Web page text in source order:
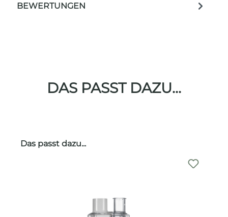
BEWERTUNGEN
DAS PASST DAZU...
Produktgalerie überspringen
Das passt dazu...